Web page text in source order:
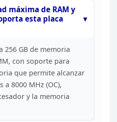
máxima de RAM y
esta placa
256 GB de memoria
con soporte para
que permite alcanzar
8000 MHz (OC),
y la memoria